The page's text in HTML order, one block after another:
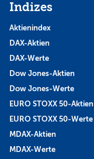
Indizes
Aktienindex
DAX-Aktien
DAX-Werte
Dow Jones-Aktien
Dow Jones-Werte
EURO STOXX 50-Aktien
EURO STOXX 50-Werte
MDAX-Aktien
MDAX-Werte